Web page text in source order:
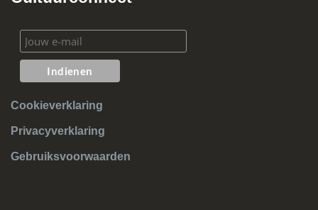
Cookieverklaring
Privacyverklaring
Gebruiksvoorwaarden